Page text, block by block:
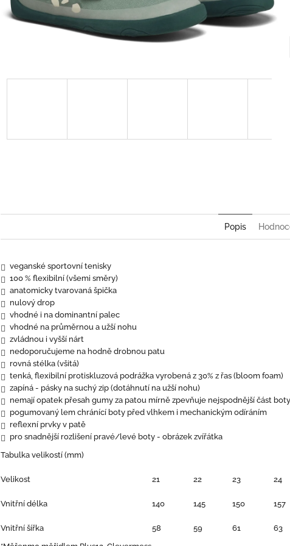
Popis
veganské sportovní tenisky
100 % flexibilní (všemi směry)
anatomicky tvarovaná špička
nulový drop
vhodné i na dominantní palec
vhodné na průměrnou a užší nohu
zvládnou i vyšší nárt
nedoporučujeme na hodně drobnou patu
rovná stélka (všitá)
tenká, flexibilní protiskluzová podrážka vyrobená z 30% z řas (bloom foam)
zapíná - pásky na suchý zip (dotáhnutí na užší nohu)
nemají opatek přesah gumy za patou mírně zpevňuje nejspodnější část boty
pogumovaný lem chránící boty před vlhkem i mechanickým odíráním
reflexní prvky v patě
pro snadnější rozlišení pravé/levé boty - obrázek zvířátka
Tabulka velikostí (mm)
Velikost 21 22 23 24
Vnitřní délka 140 145 150 157
Vnitřní šířka 58 59 61 63